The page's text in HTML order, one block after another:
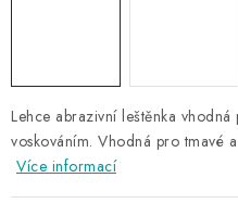
Lehce abrazivní leštěnka
voskováním. Vhodná pro tmavé
Více informací